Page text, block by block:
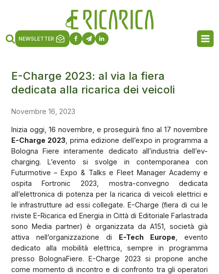
NEWSLETTER
E-Charge 2023: al via la fiera
dedicata alla ricarica dei veicoli
Novembre 16, 2023
Inizia oggi, 16 novembre, e proseguirà fino al 17 novembre
E-Charge 2023 , prima edizione dell’expo in programma a
Bologna Fiere interamente dedicato all’industria dell’ev-
charging. L’evento si svolge in contemporanea con
Futurmotive – Expo & Talks e Fleet Manager Academy e
ospita Fortronic 2023, mostra-convegno dedicata
all’elettronica di potenza per la ricarica di veicoli elettrici e
le infrastrutture ad essi collegate. E-Charge (fiera di cui le
riviste E-Ricarica ed Energia in Città di Editoriale Farlastrada
sono Media partner) è organizzata da A151, società già
attiva nell’organizzazione di E-Tech Europe , evento
dedicato alla mobilità elettrica, sempre in programma
presso BolognaFiere. E-Charge 2023 si propone anche
come momento di incontro e di confronto tra gli operatori